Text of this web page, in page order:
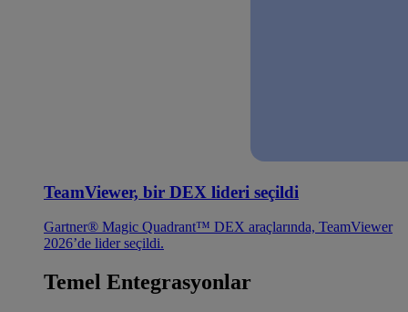
TeamViewer, bir DEX lideri seçildi
Gartner® Magic Quadrant™ DEX araçlarında, TeamViewer
2026’de lider seçildi.
Temel Entegrasyonlar